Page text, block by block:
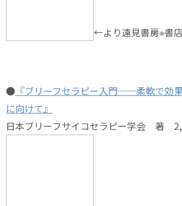
←より遠見書房⭐︎書
● 『ブリーフセラピー入門──柔軟で効
に向けて』
日本ブリーフサイコセラピー学会 著